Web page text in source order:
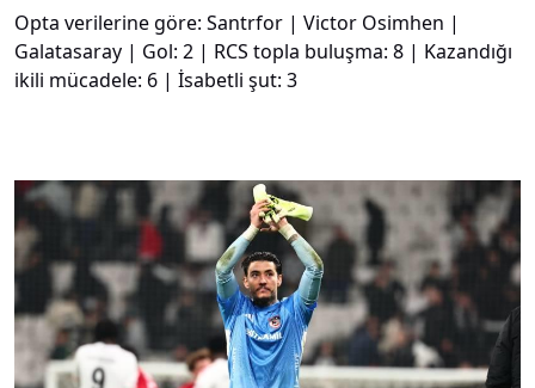
Opta verilerine göre: Santrfor | Victor Osimhen |
Galatasaray | Gol: 2 | RCS topla buluşma: 8 | Kazandığı
ikili mücadele: 6 | İsabetli şut: 3